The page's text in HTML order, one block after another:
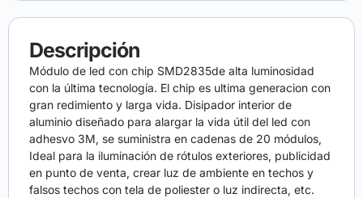
Descripción
Módulo de led con chip SMD2835de alta luminosidad
con la última tecnología. El chip es ultima generacion con
gran redimiento y larga vida. Disipador interior de
aluminio diseñado para alargar la vida útil del led con
adhesvo 3M, se suministra en cadenas de 20 módulos,
Ideal para la iluminación de rótulos exteriores, publicidad
en punto de venta, crear luz de ambiente en techos y
falsos techos con tela de poliester o luz indirecta, etc.